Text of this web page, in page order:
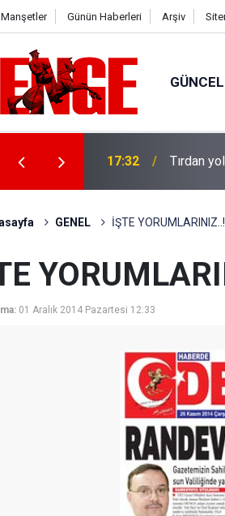
Manşetler Günün Haberleri Arşiv
GÜNCEL
17:32 Tırdan
GENEL İŞTE YORUMLARINIZ..!
01 Aralık 2014 Pazartesi 12:33